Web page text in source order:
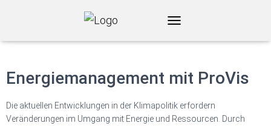
O
L
A
V
Energiemanagement mit ProVis
Die aktuellen Entwicklungen in der Klimapolitik erfordern
Veränderungen im Umgang mit Energie und Ressourcen. Durch